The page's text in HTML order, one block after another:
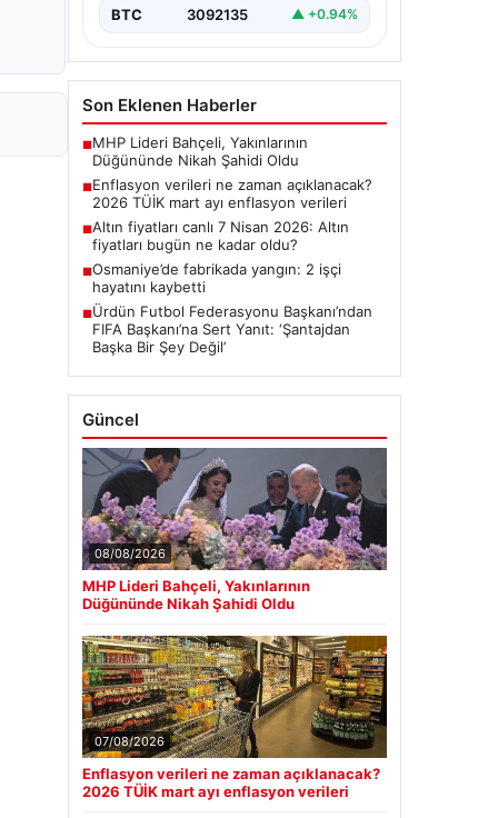
BTC 3092135 ▲ +0.94%
Son Eklenen Haberler
■MHP Lideri Bahçeli, Yakınlarının
Düğününde Nikah Şahidi Oldu
■Enflasyon verileri ne zaman açıklanacak?
2026 TÜİK mart ayı enflasyon verileri
■Altın fiyatları canlı 7 Nisan 2026: Altın
fiyatları bugün ne kadar oldu?
■Osmaniye’de fabrikada yangın: 2 işçi
hayatını kaybetti
■Ürdün Futbol Federasyonu Başkanı’ndan
FIFA Başkanı’na Sert Yanıt: ‘Şantajdan
Başka Bir Şey Değil’
Güncel
08/08/2026
MHP Lideri Bahçeli, Yakınlarının
Düğününde Nikah Şahidi Oldu
07/08/2026
Enflasyon verileri ne zaman açıklanacak?
2026 TÜİK mart ayı enflasyon verileri